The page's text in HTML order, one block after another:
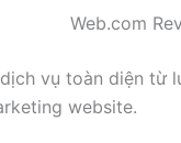
Web.com
vụ toàn diện từ
website.